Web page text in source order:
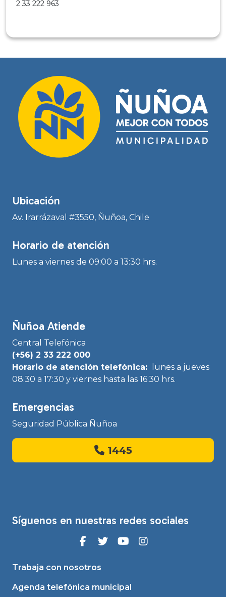
2 33 222 963
Ubicación
Av. Irarrázaval #3550, Ñuñoa, Chile
Horario de atención
Lunes a viernes de 09:00 a 13:30 hrs.
Ñuñoa Atiende
Central Telefónica
(+56) 2 33 222 000
Horario de atención telefónica:
lunes a jueves
08:30 a 17:30 y viernes hasta las 16:30 hrs.
Emergencias
Seguridad Pública Ñuñoa
1445
Síguenos en nuestras redes sociales
Trabaja con nosotros
Agenda telefónica municipal